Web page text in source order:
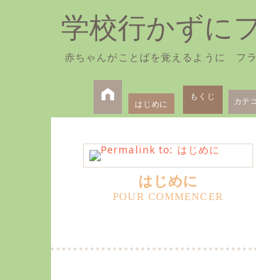
学校行かずに
赤ちゃんがことばを覚えるように フ
Primary
Menu
Skip
to
content
はじめに
もくじ カテ
はじめに